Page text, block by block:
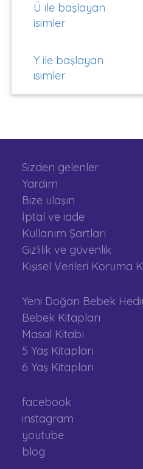
Ü ile başlayan
isimler
Y ile başlayan
isimler
Sizden gelenler
Yardım
Bize ulaşın
İptal ve iade
Kullanım Şartları
Gizlilik ve güvenlik
Kişisel Verileri Koruma
Yeni Doğan Bebek
Bebek Kitapları
Masal Kitabı
5 Yaş Kitapları
6 Yaş Kitapları
facebook
instagram
youtube
blog